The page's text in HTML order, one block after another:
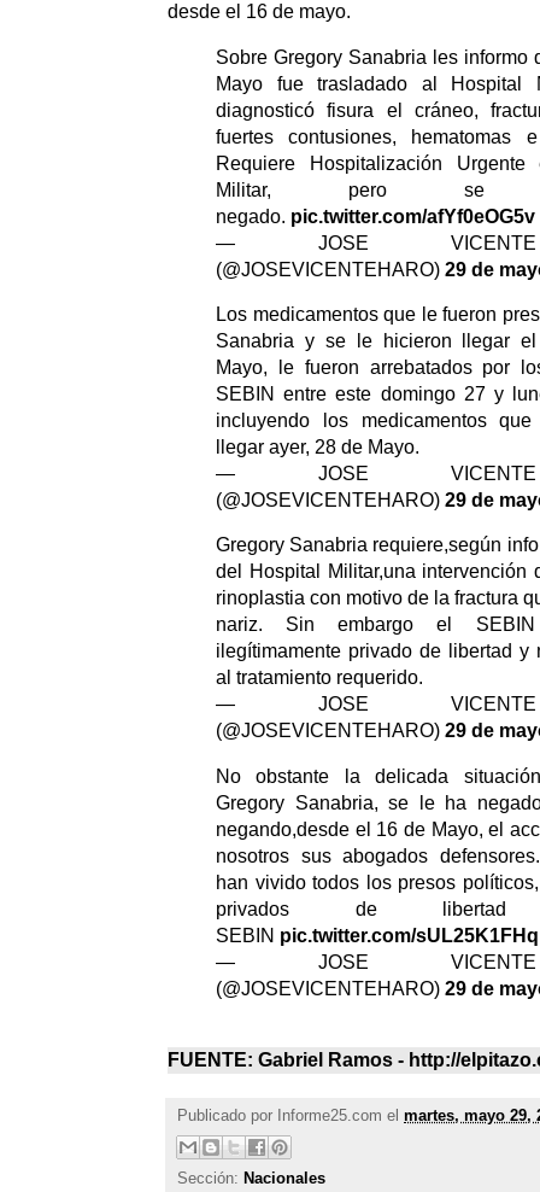
desde el 16 de mayo.
Sobre Gregory Sanabria les informo
Mayo fue trasladado al
diagnosticó fisura el cráneo,
fuertes contusiones, hematomas
Requiere Hospitalización
Militar, pero
negado. pic.twitter.com/afYf0eOG5v
— JOSE
(@JOSEVICENTEHARO) 29 de
Los medicamentos que le fueron
Sanabria y se le hicieron llegar
Mayo, le fueron arrebatados por
SEBIN entre este domingo 27 y
incluyendo los medicamentos
llegar ayer, 28 de Mayo.
— JOSE
(@JOSEVICENTEHARO) 29 de
Gregory Sanabria requiere,según
del Hospital Militar,una intervención
rinoplastia con motivo de la fractura
nariz. Sin embargo el
ilegítimamente privado de libertad y
al tratamiento requerido.
— JOSE
(@JOSEVICENTEHARO) 29 de
No obstante la delicada
Gregory Sanabria, se le ha
negando,desde el 16 de Mayo, el
nosotros sus abogados
han vivido todos los presos
privados de
SEBIN pic.twitter.com/sUL25K1FHq
— JOSE
(@JOSEVICENTEHARO) 29 de
FUENTE: Gabriel Ramos - http://
Publicado por Informe25.com el martes, mayo 29,
Sección: Nacionales